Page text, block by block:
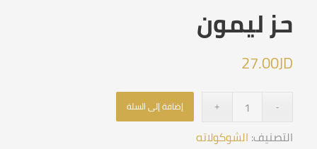
حز ليمون
27.00JD
إضافة إلى السلة
التصنيف: الشوكولاته